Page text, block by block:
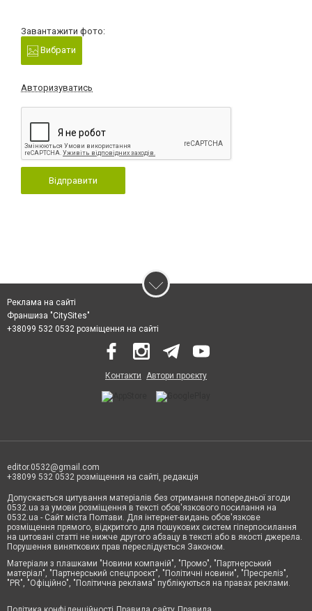
Завантажити фото:
Вибрати
Авторизуватись
Відправити
Реклама на сайті
Франшиза "CitySites"
+38099 532 0532 розміщення на сайті
Контакти Автори проєкту
editor.0532@gmail.com
+38099 532 0532 розміщення на сайті, редакція
Допускається цитування матеріалів без отримання попередньої згоди
0532.ua за умови розміщення в тексті обов'язкового посилання на
0532.ua - Сайт міста Полтави. Для інтернет-видань обов'язкове
розміщення прямого, відкритого для пошукових систем гіперпосилання
на цитовані статті не нижче другого абзацу в тексті або в якості джерела.
Порушення виняткових прав переслідується Законом.
Матеріали з плашками "Новини компаній", "Промо", "Партнерський
матеріал", "Партнерський спецпроєкт", "Політичні новини", "Пресреліз",
"PR", "Офіційно", "Політична реклама" публікуються на правах реклами.